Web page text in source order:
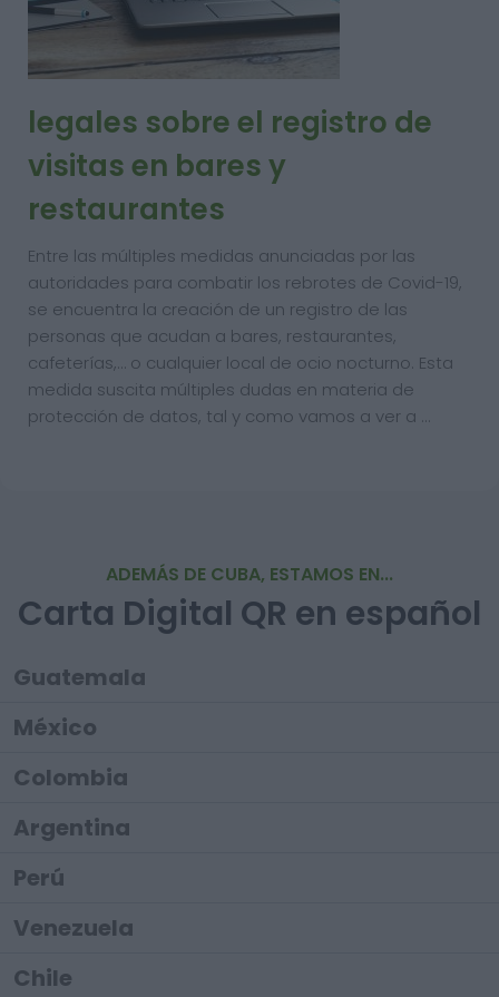
legales sobre el registro de
visitas en bares y
restaurantes
Entre las múltiples medidas anunciadas por las
autoridades para combatir los rebrotes de Covid-19,
se encuentra la creación de un registro de las
personas que acudan a bares, restaurantes,
cafeterías,… o cualquier local de ocio nocturno. Esta
medida suscita múltiples dudas en materia de
protección de datos, tal y como vamos a ver a …
ADEMÁS DE CUBA, ESTAMOS EN...
Carta Digital QR en español
Guatemala
México
Colombia
Argentina
Perú
Venezuela
Chile